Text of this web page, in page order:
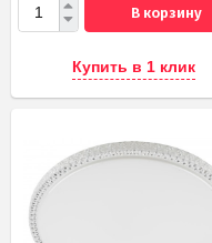
В корзину
Купить в 1 клик